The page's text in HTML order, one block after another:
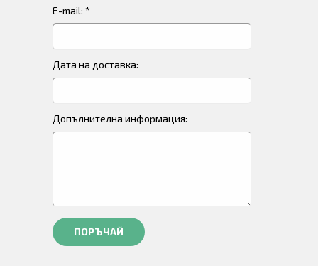
E-mail: *
Дата на доставка:
Допълнителна информация:
ПОРЪЧАЙ